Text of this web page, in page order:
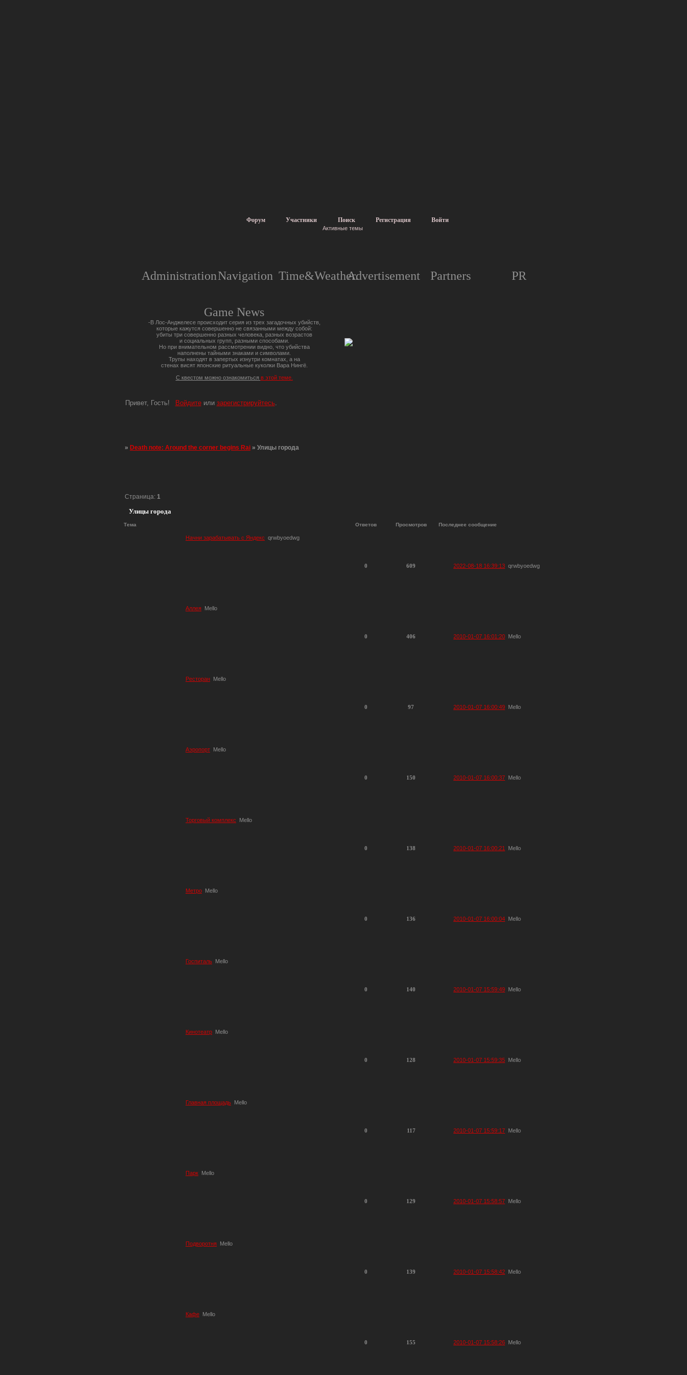
Форум Участники Поиск Регистрация Войти
Активные темы
AdministrationNavigation Time&Weather.Advertisement Partners PR
Game News
-В Лос-Анджелесе происходит серия из трех загадочных убийств,
которые кажутся совершенно не связанными между собой:
убиты три совершенно разных человека, разных возрастов
и социальных групп, разными способами.
Но при внимательном рассмотрении видно, что убийства
наполнены тайными знаками и символами.
Трупы находят в запертых изнутри комнатах, а на
стенах висят японские ритуальные куколки Вара Нингё.
С квестом можно ознакомиться в этой теме.
Привет, Гость! Войдитеили зарегистрируйтесь.
»Death note: Around the corner begins Rai »Улицы города
Улицы города
Страница: 1
Тема Ответов Просмотров Последнее сообщение
Начни зарабатывать с Яндекс qrwbyoedwg
0 609 2022-08-18 16:39:13 qrwbyoedwg
Аллея Mello
0 406 2010-01-07 16:01:20 Mello
Ресторан Mello
0 97 2010-01-07 16:00:49 Mello
Аэропорт Mello
0 150 2010-01-07 16:00:37 Mello
Торговый комплекс Mello
0 138 2010-01-07 16:00:21 Mello
Метро Mello
0 136 2010-01-07 16:00:04 Mello
Госпиталь Mello
0 140 2010-01-07 15:59:49 Mello
Кинотеатр Mello
0 128 2010-01-07 15:59:35 Mello
Главная площадь Mello
0 117 2010-01-07 15:59:17 Mello
Парк Mello
0 129 2010-01-07 15:58:57 Mello
Подворотня Mello
0 139 2010-01-07 15:58:42 Mello
Кафе Mello
0 155 2010-01-07 15:58:26 Mello